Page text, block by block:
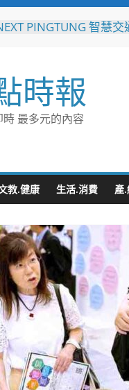
PINGTUNG 智慧交
型116年啟動配地
科匝道52億工程開工
：打造高雄半導體S廊帶
脈
萬里圓夢！屏東學子
擊全球頂尖綠能車業
時報
最多元的內容
教.健康 生活.消費 產